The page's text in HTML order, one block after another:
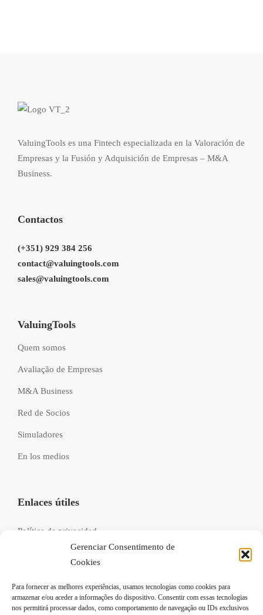
Gerenciar Consentimento de
Cookies
Para fornecer as melhores experiências, usamos tecnologias como cookies para
armazenar e/ou aceder a informações do dispositivo. Consentir com essas tecnologias
nos permitirá processar dados, como comportamento de navegação ou IDs exclusivos
ValuingTools es una Fintech especializada en la Valoración de
Empresas y la Fusión y Adquisición de Empresas – M&A
Business.
Contactos
(+351) 929 384 256
contact@valuingtools.com
sales@valuingtools.com
ValuingTools
Quem somos
Avaliação de Empresas
M&A Business
Red de Socios
Simuladores
En los medios
Enlaces útiles
Política de privacidad
Libro de reclamaciones
FAQs